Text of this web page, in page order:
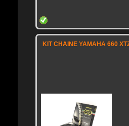
KIT CHAINE YAMAHA 660